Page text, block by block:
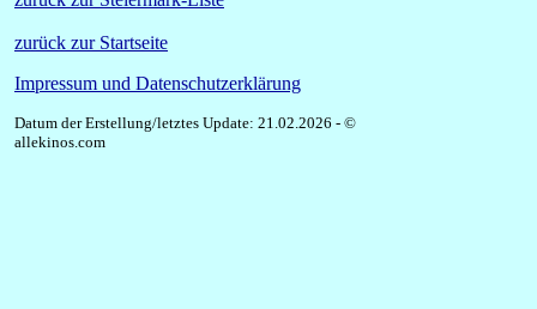
zurück zur Startseite
Impressum und Datenschutzerklärung
Datum der Erstellung/letztes Update: 21.02.2026 - ©
allekinos.com